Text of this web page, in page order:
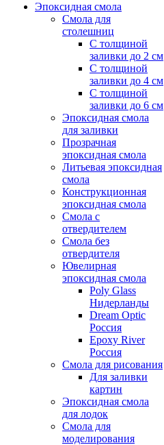
Эпоксидная смола
Смола для
столешниц
С толщиной
заливки до 2 см
С толщиной
заливки до 4 см
С толщиной
заливки до 6 см
Эпоксидная смола
для заливки
Прозрачная
эпоксидная смола
Литьевая эпоксидная
смола
Конструкционная
эпоксидная смола
Смола с
отвердителем
Смола без
отвердителя
Ювелирная
эпоксидная смола
Poly Glass
Нидерланды
Dream Optic
Россия
Epoxy River
Россия
Смола для рисования
Для заливки
картин
Эпоксидная смола
для лодок
Смола для
моделирования